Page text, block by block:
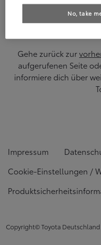
Die angeforderte
Gehe zurück zur
aufgerufenen Seite
informiere dich über
Impressum
Cookie-Einstellungen /
Copyright© Toyota
No, take